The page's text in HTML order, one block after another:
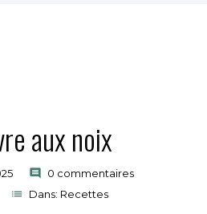
aux noix
comment
0 commentaires
list Dans: Recettes